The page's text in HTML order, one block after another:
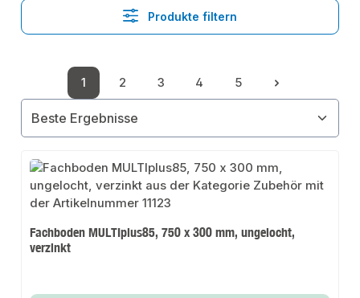
Produkte filtern
Seite
1
Seite
2
Seite
3
Seite
4
Seite
5
Fachboden MULTIplus85, 750 x 300 mm, ungelocht,
verzinkt